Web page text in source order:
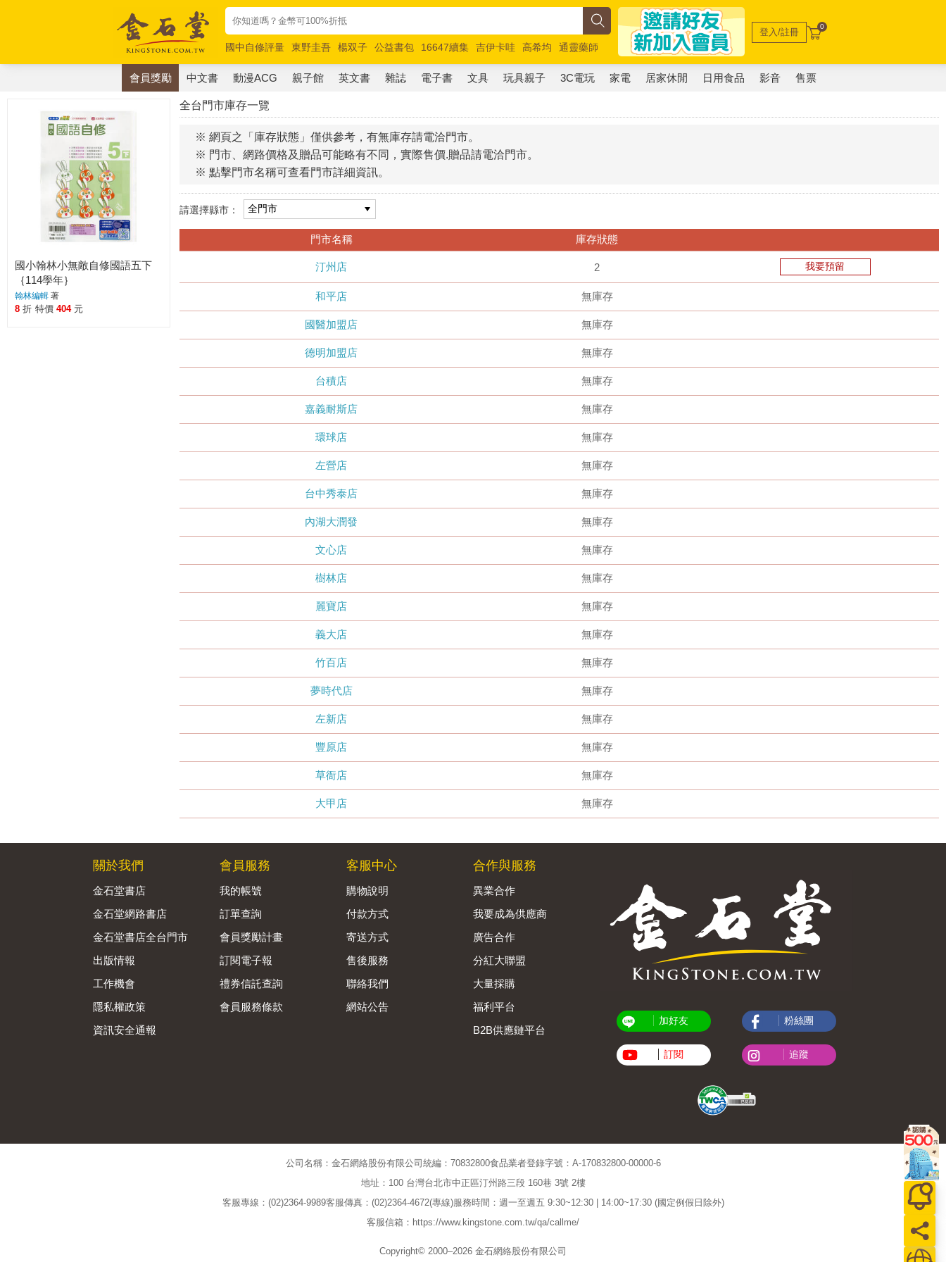
國中自修評量 東野圭吾 楊双子 公益書包 16647續集 吉伊卡哇 高希均
通靈藥師
唯紅花綻放
奧德賽 路邊攤新作 馬斯克 玩具總動員5 超慢跑
登入/註冊 0
會員獎勵 中文書 動漫ACG 親子館 英文書 雜誌 電子書 文具 玩具親子 3C電玩 家電 居家休閒 日用食品 影音 售票
全台門市庫存一覽
※ 網頁之「庫存狀態」僅供參考，有無庫存請電洽門市。
※ 門市、網路價格及贈品可能略有不同，實際售價.贈品請電洽門市。
※ 點擊門市名稱可查看門市詳細資訊。
請選擇縣市：
門市名稱 庫存狀態
汀州店 2 我要預留
和平店 無庫存
國醫加盟店 無庫存
德明加盟店 無庫存
台積店 無庫存
嘉義耐斯店 無庫存
環球店 無庫存
左營店 無庫存
台中秀泰店 無庫存
內湖大潤發 無庫存
文心店 無庫存
樹林店 無庫存
麗寶店 無庫存
義大店 無庫存
竹百店 無庫存
夢時代店 無庫存
左新店 無庫存
豐原店 無庫存
草衙店 無庫存
大甲店 無庫存
國小翰林小無敵自修國語五下
｛114學年｝
翰林編輯 著
8 折 特價 404 元
關於我們
金石堂書店
金石堂網路書店
金石堂書店全台門市
出版情報
工作機會
隱私權政策
資訊安全通報
會員服務
我的帳號
訂單查詢
會員獎勵計畫
訂閱電子報
禮券信託查詢
會員服務條款
客服中心
購物說明
付款方式
寄送方式
售後服務
聯絡我們
網站公告
合作與服務
異業合作
我要成為供應商
廣告合作
分紅大聯盟
大量採購
福利平台
B2B供應鏈平台
加好友
訂閱
粉絲團
追蹤
公司名稱：金石網絡股份有限公司 統編：70832800食品業者登錄字號：A-170832800-00000-6
地址：100 台灣台北市中正區汀州路三段 160巷 3號 2樓
客服專線：(02)2364-9989客服傳真：(02)2364-4672(專線)服務時間：週一至週五 9:30~12:30 | 14:00~17:30 (國定例假日除外)
客服信箱：https://www.kingstone.com.tw/qa/callme/
Copyright© 2000–2026 金石網絡股份有限公司